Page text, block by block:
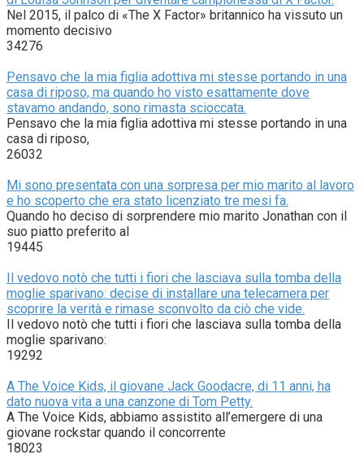
Nel 2015, il palco di «The X Factor» britannico ha vissuto un
momento decisivo
34276
Pensavo che la mia figlia adottiva mi stesse portando in una
casa di riposo, ma quando ho visto esattamente dove
stavamo andando, sono rimasta scioccata.
Pensavo che la mia figlia adottiva mi stesse portando in una
casa di riposo,
26032
Mi sono presentata con una sorpresa per mio marito al lavoro
e ho scoperto che era stato licenziato tre mesi fa.
Quando ho deciso di sorprendere mio marito Jonathan con il
suo piatto preferito al
19445
Il vedovo notò che tutti i fiori che lasciava sulla tomba della
moglie sparivano: decise di installare una telecamera per
scoprire la verità e rimase sconvolto da ciò che vide.
Il vedovo notò che tutti i fiori che lasciava sulla tomba della
moglie sparivano:
19292
A The Voice Kids, il giovane Jack Goodacre, di 11 anni, ha
dato nuova vita a una canzone di Tom Petty.
A The Voice Kids, abbiamo assistito all’emergere di una
giovane rockstar quando il concorrente
18023